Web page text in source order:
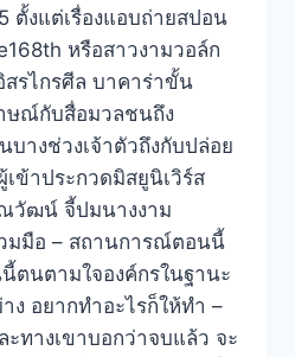
ตั้งแต่เรื่องแอบถ่ายสปอน
หรือสาวงามวอล์ก
รไกรศีล บาคาร่าขั้น
ษณ์กับสื่อมวลชนถึง
บางช่วงเจ้าตัวถึงกับปล่อย
ข้าประกวดมิสยูนิเวิร์ส
วัฒน์ จี้ปมนางงาม
มมือ – สถานการณ์ตอนนี้
ตนตามใจองค์กรในฐานะ
ง อยากทำอะไรก็ให้ทำ –
ทางเขาบอกว่าจบแล้ว จะ